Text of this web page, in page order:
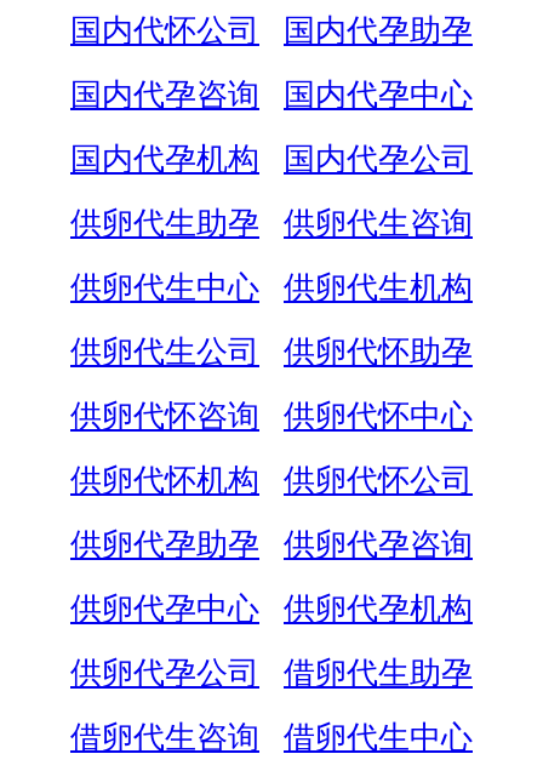
国内代怀公司
国内代孕助孕
国内代孕咨询
国内代孕中心
国内代孕机构
国内代孕公司
供卵代生助孕
供卵代生咨询
供卵代生中心
供卵代生机构
供卵代生公司
供卵代怀助孕
供卵代怀咨询
供卵代怀中心
供卵代怀机构
供卵代怀公司
供卵代孕助孕
供卵代孕咨询
供卵代孕中心
供卵代孕机构
供卵代孕公司
借卵代生助孕
借卵代生咨询
借卵代生中心